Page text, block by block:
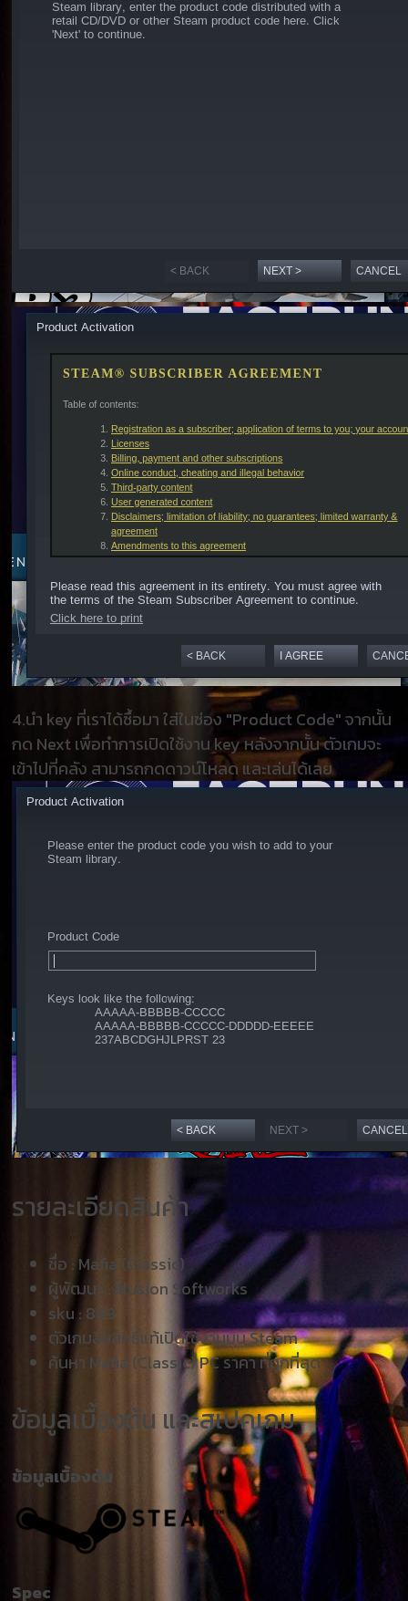
4.นำ key ที่เราได้ซื้อมา ใส่ในช่อง "Product Code" จากนั้น
กด Next เพื่อทำการเปิดใช้งาน key หลังจากนั้น ตัวเกมจะ
เข้าไปที่คลัง สามารถกดดาวน์โหลด และเล่นได้เลย
รายละเอียดสินค้า
ชื่อ : Mafia (Classic)
ผู้พัฒนา : Illusion Softworks
sku : 889
ตัวเกมลิขสิทธิ์แท้เปิดใช้งานบน Steam
ค้นหา Mafia (Classic) PC ราคา ที่ถูกที่สุด
ข้อมูลเบื้องต้น และสเปคเกม
ข้อมูลเบื้องต้น
Spec